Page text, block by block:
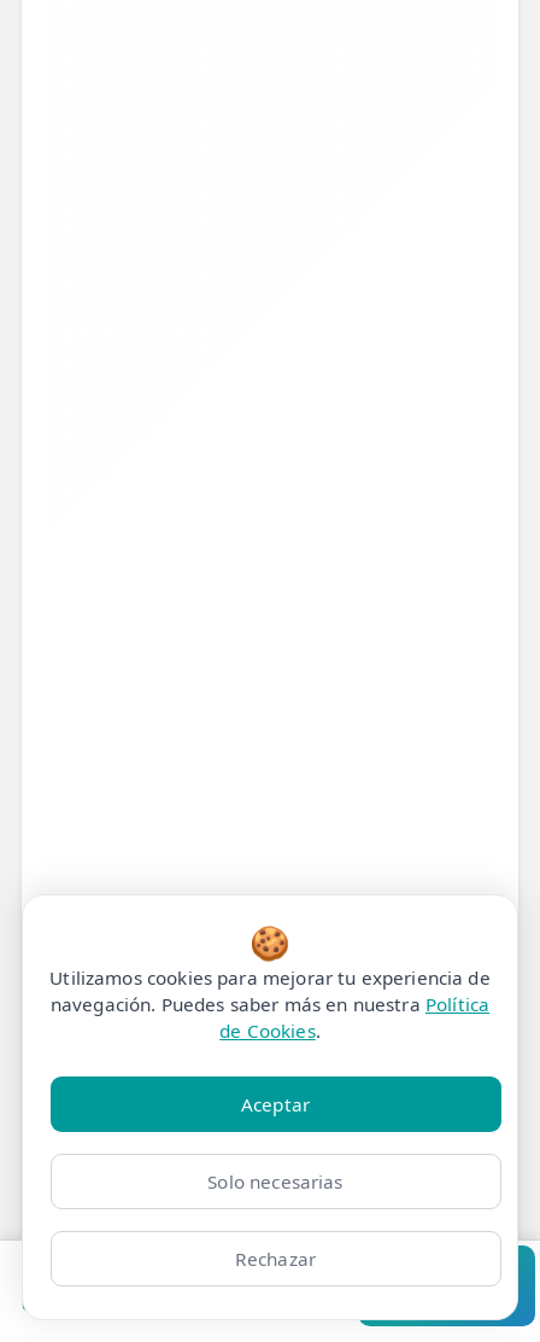
Clínicas
Fisioterapia para Punto
de Gatillo en Madrid
¿Sufres un dolor punzante, profundo y
persistente que no desaparece?
¿Un nudo muscular que irradia dolor a
Pedir cita Consultar
🍪
Utilizamos cookies para mejorar tu experiencia de
navegación. Puedes saber más en nuestra Política
de Cookies.
Aceptar
Solo necesarias
Rechazar